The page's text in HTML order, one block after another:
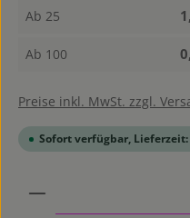
Ab 25
Ab 100
Preise inkl. MwSt. zzgl.
Sofort verfügbar, Lieferzeit:
Produkt Anzahl: